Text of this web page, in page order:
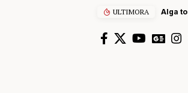
ULTIMORA Alga